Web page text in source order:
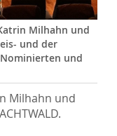
Milhahn und
und der
und
Milhahn und